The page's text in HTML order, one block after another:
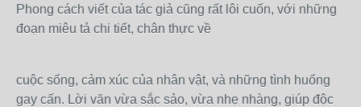
Phong cách viết của tác giả cũng rất lôi cuốn, với những
đoạn miêu tả chi tiết, chân thực về
cuộc sống, cảm xúc của nhân vật, và những tình huống
gay cấn. Lời văn vừa sắc sảo, vừa nhẹ nhàng, giúp độc